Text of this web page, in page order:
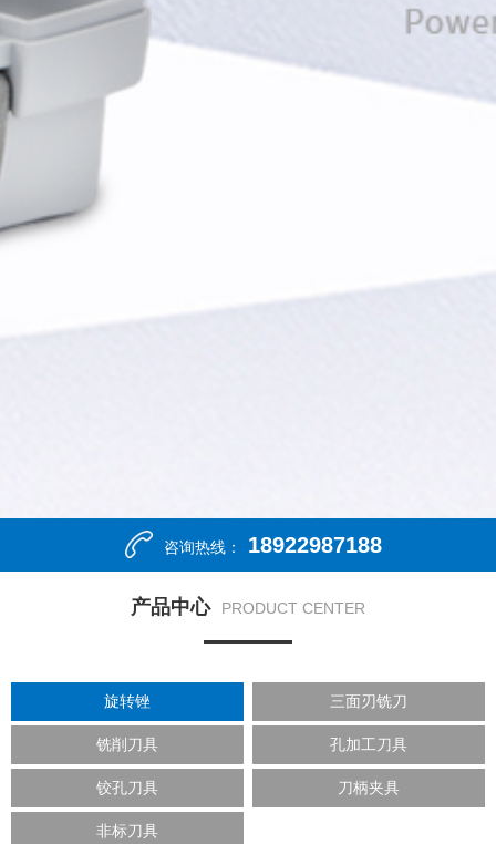
咨询热线： 18922987188
产品中心 PRODUCT CENTER
旋转锉 三面刃铣刀
铣削刀具 孔加工刀具
铰孔刀具 刀柄夹具
非标刀具